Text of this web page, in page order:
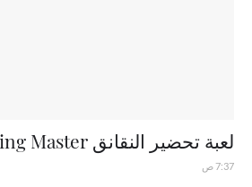
لعبة تحضير النقانق Hot Dog Serving Master
7:37 ص